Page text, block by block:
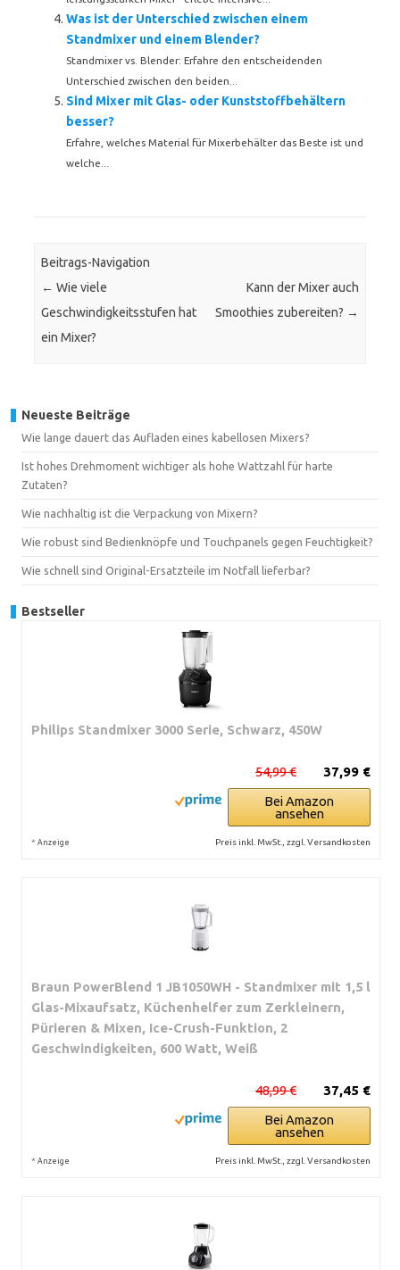
Was ist der Unterschied zwischen einem
Standmixer und einem Blender?
Standmixer vs. Blender: Erfahre den entscheidenden
Unterschied zwischen den beiden...
Sind Mixer mit Glas- oder Kunststoffbehältern
besser?
Erfahre, welches Material für Mixerbehälter das Beste ist und
welche...
Beitrags-Navigation
← Wie viele
Geschwindigkeitsstufen hat
ein Mixer?
Kann der Mixer auch
Smoothies zubereiten? →
Neueste Beiträge
Wie lange dauert das Aufladen eines kabellosen Mixers?
Ist hohes Drehmoment wichtiger als hohe Wattzahl für harte
Zutaten?
Wie nachhaltig ist die Verpackung von Mixern?
Wie robust sind Bedienknöpfe und Touchpanels gegen Feuchtigkeit?
Wie schnell sind Original-Ersatzteile im Notfall lieferbar?
Bestseller
Philips Standmixer 3000 Serie, Schwarz, 450W
37,99 €
54,99 €
Bei Amazon
ansehen
* Anzeige Preis inkl. MwSt., zzgl. Versandkosten
Braun PowerBlend 1 JB1050WH - Standmixer mit 1,5 l
Glas-Mixaufsatz, Küchenhelfer zum Zerkleinern,
Pürieren & Mixen, Ice-Crush-Funktion, 2
Geschwindigkeiten, 600 Watt, Weiß
37,45 €
48,99 €
Bei Amazon
ansehen
* Anzeige Preis inkl. MwSt., zzgl. Versandkosten